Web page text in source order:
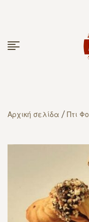
Αρχική σελίδα / Πτι